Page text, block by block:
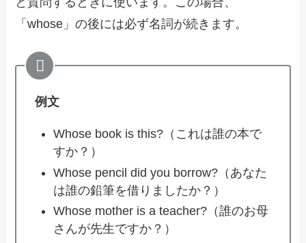
「whose」の後には必ず名詞が続きます。
例文
Whose book is this?（これは誰の本で
すか？）
Whose pencil did you borrow?（あなた
は誰の鉛筆を借りましたか？）
Whose mother is a teacher?（誰のお母
さんが先生ですか？）